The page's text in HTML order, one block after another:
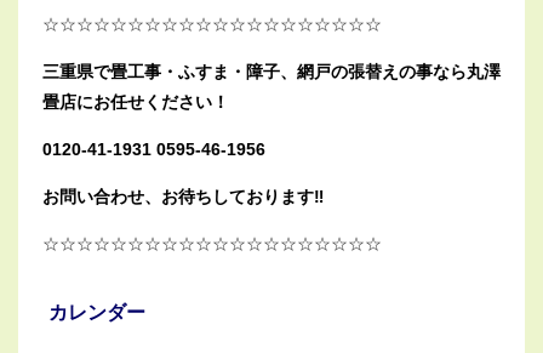
☆☆☆☆☆☆☆☆☆☆☆☆☆☆☆☆☆☆☆☆
三重県で畳工事・ふすま・障子、網戸の張替えの事なら丸澤
畳店にお任せください！
0120-41-1931 0595-46-1956
お問い合わせ、お待ちしております‼︎
☆☆☆☆☆☆☆☆☆☆☆☆☆☆☆☆☆☆☆☆
カレンダー